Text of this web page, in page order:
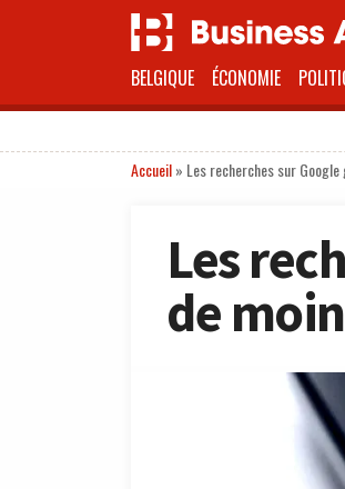
BELGIQUE ÉCONOMIE
Accueil» Les recherches sur
Les
de